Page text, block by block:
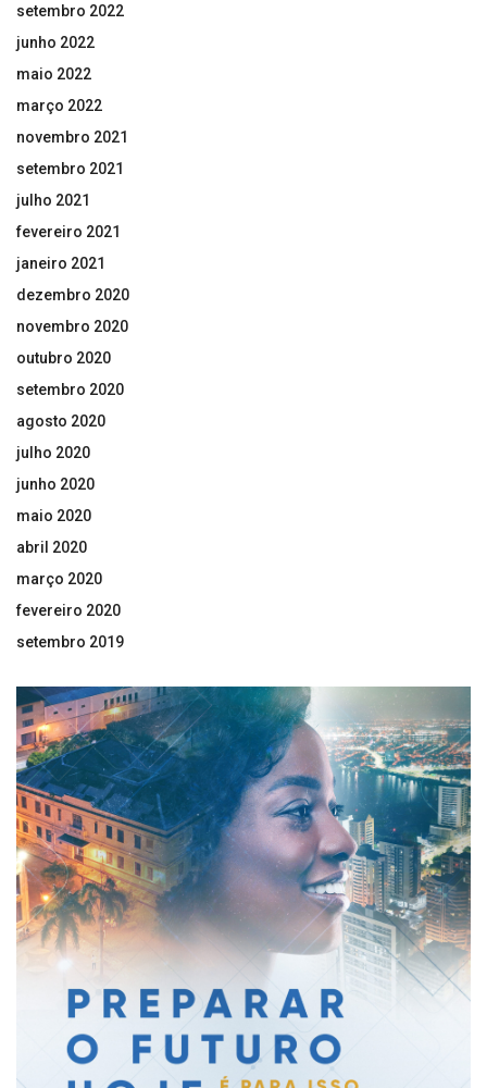
setembro 2022
junho 2022
maio 2022
março 2022
novembro 2021
setembro 2021
julho 2021
fevereiro 2021
janeiro 2021
dezembro 2020
novembro 2020
outubro 2020
setembro 2020
agosto 2020
julho 2020
junho 2020
maio 2020
abril 2020
março 2020
fevereiro 2020
setembro 2019